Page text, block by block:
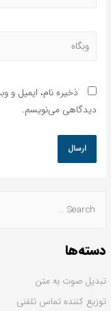
دسته‌ها
تبدیل صوت به متن
توزیع کننده تماس تلفنی
ذخیره نام، ایمیل و
دیدگاهی می‌نویسم.